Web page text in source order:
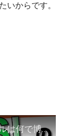
いからです。
製薬会社MSLのリアル！必要なスキルは何で博士課程は必要か？